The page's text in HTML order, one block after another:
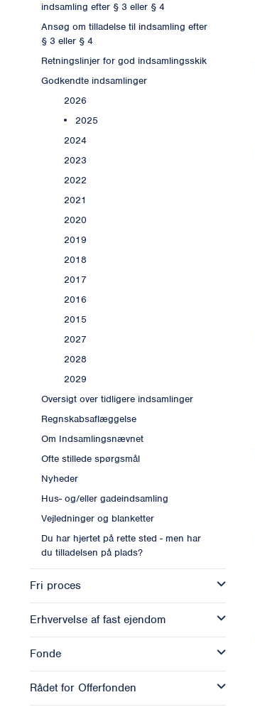
indsamling efter § 3 eller § 4
Ansøg om tilladelse til indsamling efter
§ 3 eller § 4
Retningslinjer for god indsamlingsskik
Godkendte indsamlinger
2026
2025
2024
2023
2022
2021
2020
2019
2018
2017
2016
2015
2027
2028
2029
Oversigt over tidligere indsamlinger
Regnskabsaflæggelse
Om Indsamlingsnævnet
Ofte stillede spørgsmål
Nyheder
Hus- og/eller gadeindsamling
Vejledninger og blanketter
Du har hjertet på rette sted - men har
du tilladelsen på plads?
Fri proces
Erhvervelse af fast ejendom
Fonde
Rådet for Offerfonden